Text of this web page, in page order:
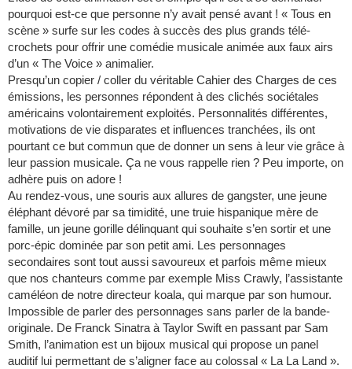
pourquoi est-ce que personne n’y avait pensé avant ! « Tous en
scène » surfe sur les codes à succès des plus grands télé-
crochets pour offrir une comédie musicale animée aux faux airs
d’un « The Voice » animalier.
Presqu’un copier / coller du véritable Cahier des Charges de ces
émissions, les personnes répondent à des clichés sociétales
américains volontairement exploités. Personnalités différentes,
motivations de vie disparates et influences tranchées, ils ont
pourtant ce but commun que de donner un sens à leur vie grâce à
leur passion musicale. Ça ne vous rappelle rien ? Peu importe, on
adhère puis on adore !
Au rendez-vous, une souris aux allures de gangster, une jeune
éléphant dévoré par sa timidité, une truie hispanique mère de
famille, un jeune gorille délinquant qui souhaite s’en sortir et une
porc-épic dominée par son petit ami. Les personnages
secondaires sont tout aussi savoureux et parfois même mieux
que nos chanteurs comme par exemple Miss Crawly, l’assistante
caméléon de notre directeur koala, qui marque par son humour.
Impossible de parler des personnages sans parler de la bande-
originale. De Franck Sinatra à Taylor Swift en passant par Sam
Smith, l’animation est un bijoux musical qui propose un panel
auditif lui permettant de s’aligner face au colossal « La La Land ».